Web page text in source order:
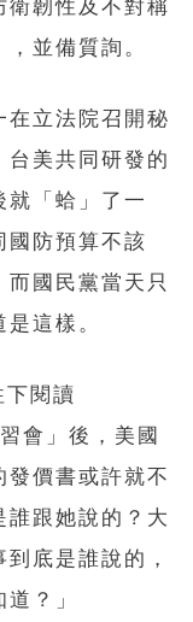
衛韌性及不對稱
並備質詢。
在立法院召開秘
台美共同研發的
就「蛤」了一
國防預算不該
國民黨當天只
這樣。
下閱讀
會」後，美國
價書或許就不
誰跟她說的？大
底是誰說的，
？」